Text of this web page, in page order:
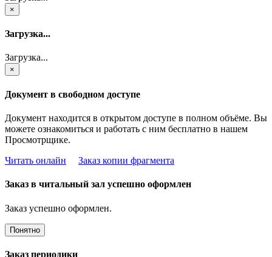
×
Загрузка...
Загрузка...
×
Документ в свободном доступе
Документ находится в открытом доступе в полном объёме. Вы
можете ознакомиться и работать с ним бесплатно в нашем
Просмотрщике.
Читать онлайн
Заказ копии фрагмента
Заказ в читальный зал успешно оформлен
Заказ успешно оформлен.
Понятно
Заказ периодики